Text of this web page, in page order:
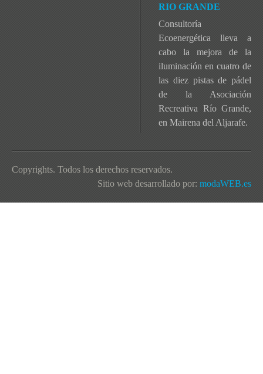
RIO GRANDE
Consultoría
Ecoenergética lleva a
cabo la mejora de la
iluminación en cuatro de
las diez pistas de pádel
de la Asociación
Recreativa Río Grande,
en Mairena del Aljarafe.
Copyrights. Todos los derechos reservados.
Sitio web desarrollado por: modaWEB.es